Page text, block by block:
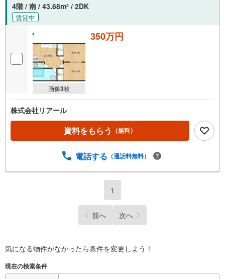
4階 / 南 / 43.68m2 / 2DK
賃貸中
画像3枚
350万円
株式会社リアール
資料をもらう （無料）
電話する （通話料無料）
1
前へ 次へ
気になる物件がなかったら条件を変更しよう！
現在の検索条件